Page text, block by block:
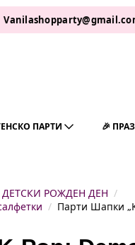
•
ПАРТИ 🎉
ДЕТСКИ РОЖДЕН ДЕН
Парти Шапки